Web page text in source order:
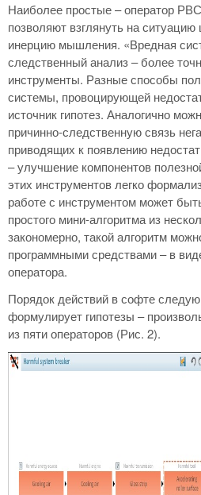
Наиболее простые – оператор
позволяют взглянуть на
инерцию мышления. «Вредная
следственный анализ – более
инструменты. Разные способы
системы, провоцирующей
источник гипотез. Аналогично
причинно-следственную связь
приводящих к появлению
– улучшение компонентов
этих инструментов легко
работе с инструментом может
простого мини-алгоритма из
закономерно, такой алгоритм
программными средствами – в
оператора.
Порядок действий в софте
формулирует гипотезы –
из пяти операторов (Рис. 2).